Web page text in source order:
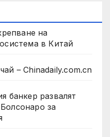
на
в Китай
– Chinadaily.com.cn
банкер развалят
за